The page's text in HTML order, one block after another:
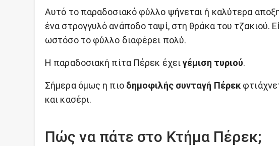
Αυτό το παραδοσιακό φύλλο ψήνεται ή καλύτερα
ένα στρογγυλό ανάποδο ταψί, στη θράκα του τζακιού.
ωστόσο το φύλλο διαφέρει πολύ.
Η παραδοσιακή πίτα Πέρεκ έχειγέμιση τυριού.
Σήμερα όμως η πιο δημοφιλής συνταγή Πέρεκ
και κασέρι.
Πώς να πάτε στο Κτήμα Πέρεκ;